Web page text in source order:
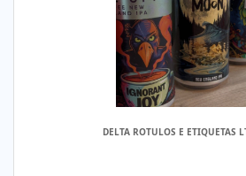
DELTA ROTULOS E ETIQUETAS